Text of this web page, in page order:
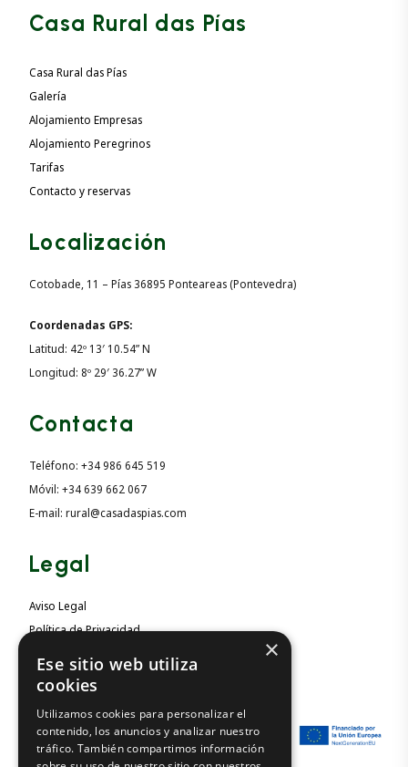
Casa Rural das Pías
Casa Rural das Pías
Galería
Alojamiento Empresas
Alojamiento Peregrinos
Tarifas
Contacto y reservas
Localización
Cotobade, 11 – Pías 36895 Ponteareas (Pontevedra)
Coordenadas GPS:
Latitud: 42º 13′ 10.54” N
Longitud: 8º 29′ 36.27” W
Contacta
Teléfono: +34 986 645 519
Móvil: +34 639 662 067
E-mail: rural@casadaspias.com
Legal
Aviso Legal
Política de Privacidad
Accesibilidad
×
Ese sitio web utiliza
cookies
Utilizamos cookies para personalizar el
contenido, los anuncios y analizar nuestro
tráfico. También compartimos información